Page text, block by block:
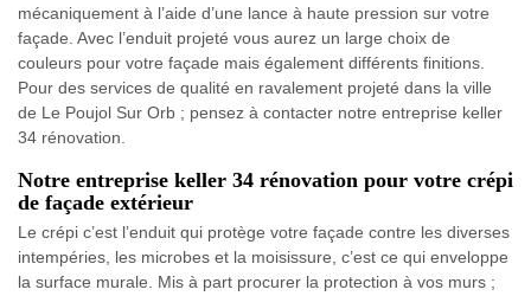
mécaniquement à l’aide d’une lance à haute pression sur votre
façade. Avec l’enduit projeté vous aurez un large choix de
couleurs pour votre façade mais également différents finitions.
Pour des services de qualité en ravalement projeté dans la ville
de Le Poujol Sur Orb ; pensez à contacter notre entreprise keller
34 rénovation.
Notre entreprise keller 34 rénovation pour votre crépi
de façade extérieur
Le crépi c’est l’enduit qui protège votre façade contre les diverses
intempéries, les microbes et la moisissure, c’est ce qui enveloppe
la surface murale. Mis à part procurer la protection à vos murs ;